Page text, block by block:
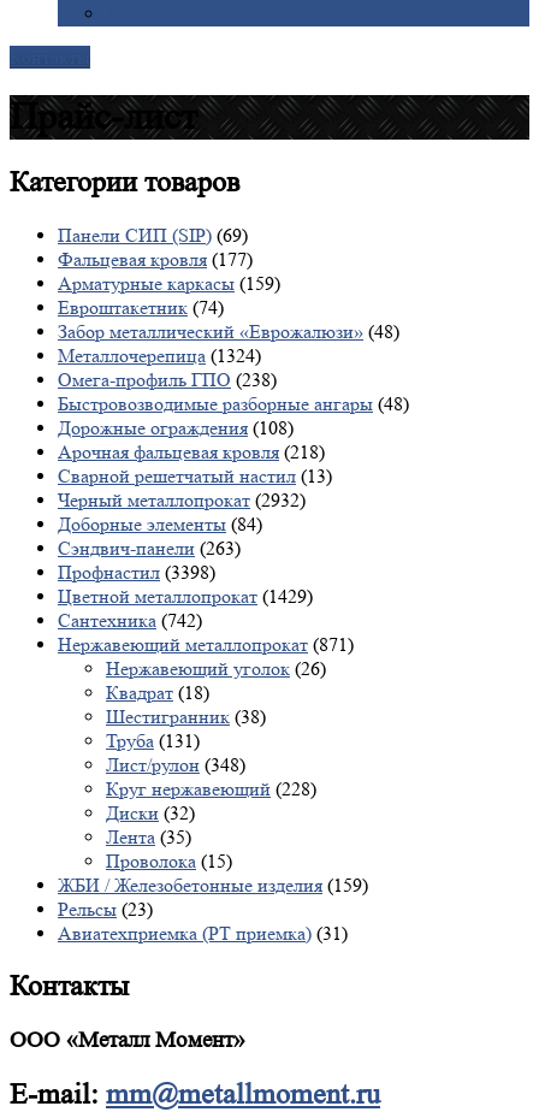
Прайс-лист
Категориитоваров
Панели СИП (SIP) (69)
Фальцевая кровля (177)
Арматурные каркасы (159)
Евроштакетник (74)
Забор металлический «Еврожалюзи» (48)
Металлочерепица (1324)
Омега-профиль ГПО (238)
Быстровозводимые разборные ангары (48)
Дорожные ограждения (108)
Арочная фальцевая кровля (218)
Сварной решетчатый настил (13)
Черный металлопрокат (2932)
Доборные элементы (84)
Сэндвич-панели (263)
Профнастил (3398)
Цветной металлопрокат (1429)
Сантехника (742)
Нержавеющий металлопрокат (871)
Нержавеющий уголок (26)
Квадрат (18)
Шестигранник (38)
Труба (131)
Лист/рулон (348)
Круг нержавеющий (228)
Диски (32)
Лента (35)
Проволока (15)
ЖБИ / Железобетонные изделия (159)
Рельсы (23)
Авиатехприемка (РТ приемка) (31)
Контакты
ООО «Металл Момент»
E-mail: mm@metallmoment.ru